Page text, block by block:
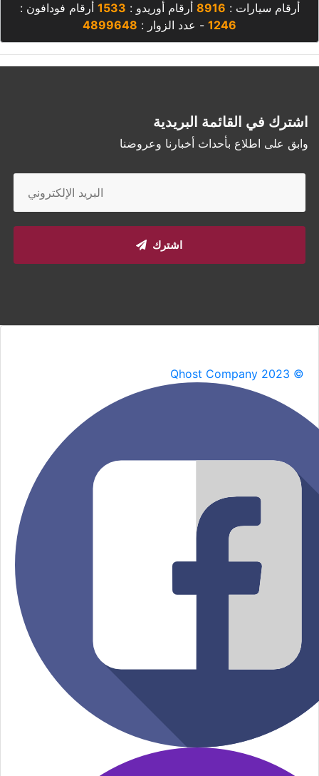
أرقام سيارات : 8916 أرقام أوريدو : 1533 أرقام فودافون :
1246 - عدد الزوار : 4899648
اشترك في القائمة البريدية
وابق على اطلاع بأحداث أخبارنا وعروضنا
اشترك
Qhost Company 2023 ©